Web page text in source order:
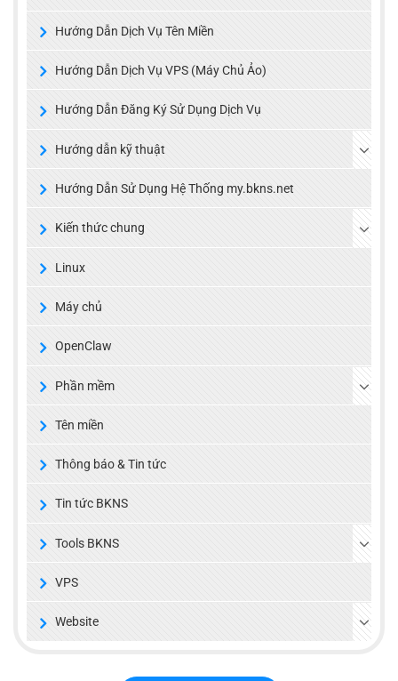
Hướng Dẫn Dịch Vụ Tên Miền
Hướng Dẫn Dịch Vụ VPS (Máy Chủ Ảo)
Hướng Dẫn Đăng Ký Sử Dụng Dịch Vụ
Hướng dẫn kỹ thuật
Hướng Dẫn Sử Dụng Hệ Thống my.bkns.net
Kiến thức chung
Linux
Máy chủ
OpenClaw
Phần mềm
Tên miền
Thông báo & Tin tức
Tin tức BKNS
Tools BKNS
VPS
Website